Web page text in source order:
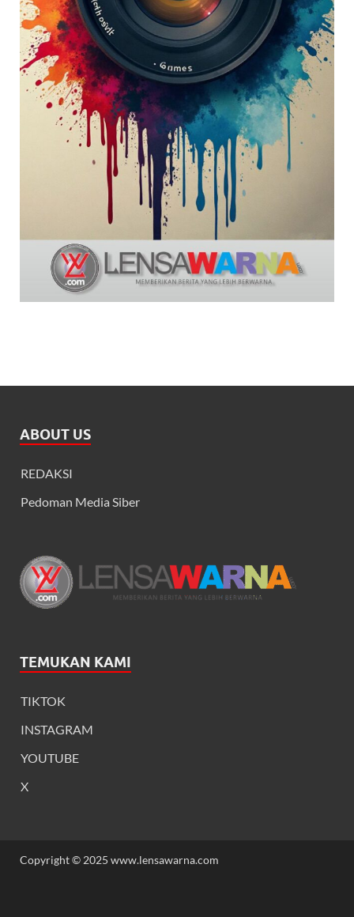
ABOUT US
REDAKSI
Pedoman Media Siber
TEMUKAN KAMI
TIKTOK
INSTAGRAM
YOUTUBE
X
Copyright © 2025 www.lensawarna.com